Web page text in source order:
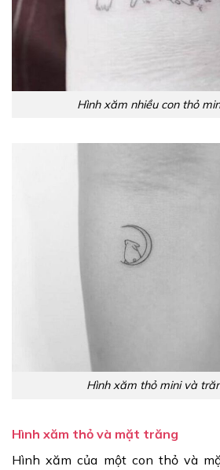
Hình xăm nhiều con thỏ
Hình xăm thỏ mini và
Hình xăm thỏ và mặt trăng
Hình xăm của một con thỏ và